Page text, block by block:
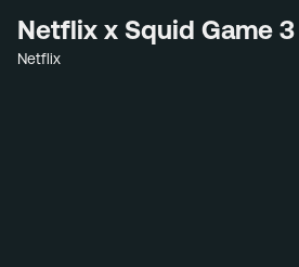
Netflix x Squid Game 3
Netflix